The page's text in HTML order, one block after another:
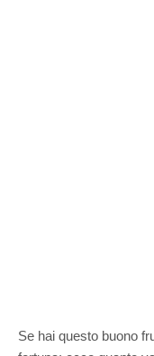
Se hai questo buono